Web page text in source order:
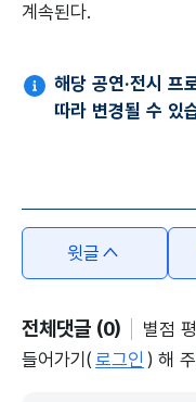
계속된다.
해당 공연·전시 프
따라 변경될 수 있
윗글
전체댓글 (0)
별점
들어가기( 로그인 ) 해